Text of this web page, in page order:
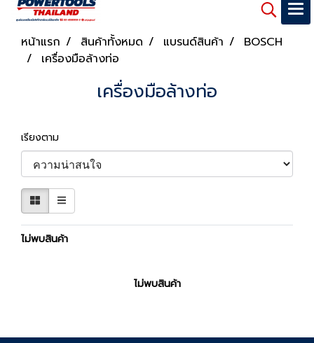
หน้าแรก สินค้าทั้งหมด แบรนด์สินค้า
BOSCH
เครื่องมือล้างท่อ
เครื่องมือล้างท่อ
เรียงตาม
ไม่พบสินค้า
ไม่พบสินค้า